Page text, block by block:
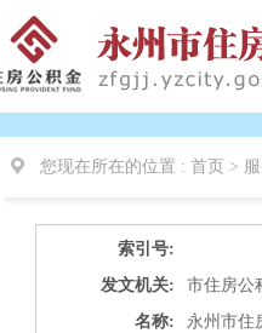
您现在所在的位置 : 首页 >
索引号:
发文机关:
市住房公
名称:
永州市住